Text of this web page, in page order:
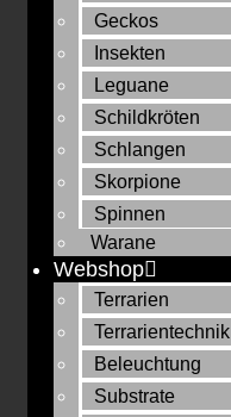
Geckos
Insekten
Leguane
Schildkröten
Schlangen
Skorpione
Spinnen
Warane
Webshop
Terrarien
Terrarientechnik
Beleuchtung
Substrate